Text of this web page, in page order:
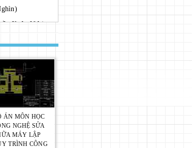
Xuân Việt)
Hà Nội
Học Bách
Đào)
ÁN MÔN HỌC
NGHỆ SỬA
MÁY LẬP
TRÌNH CÔNG